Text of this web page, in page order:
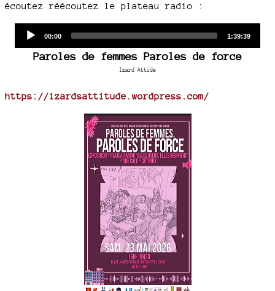
écoutez réécoutez le plateau radio :
Current
00:00
Total
1:39:39
Paroles de femmes Paroles de force
Izard Attide
https://izardsattitude.wordpress.com/